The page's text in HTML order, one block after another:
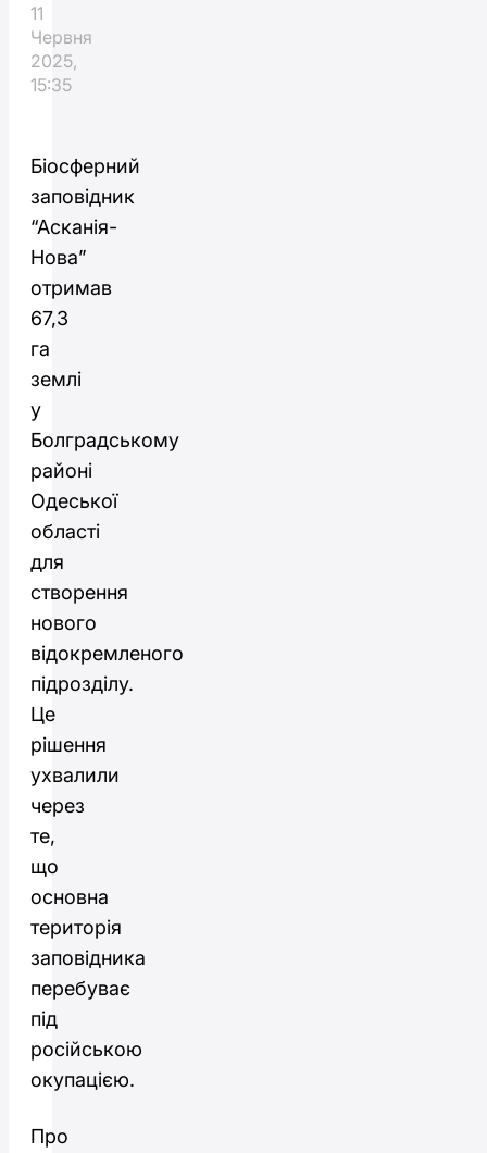
11
Червня
2025,
15:35
Біосферний
заповідник
“Асканія-
Нова”
отримав
67,3
га
землі
у
Болградському
районі
Одеської
області
для
створення
нового
відокремленого
підрозділу.
Це
рішення
ухвалили
через
те,
що
основна
територія
заповідника
перебуває
під
російською
окупацією.
Про